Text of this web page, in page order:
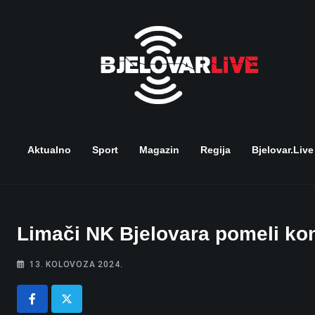
Aktualno Sport Magazin Regija Bjelovar.live
Limači NK Bjelovara pomeli
13. KOLOVOZA 2024.